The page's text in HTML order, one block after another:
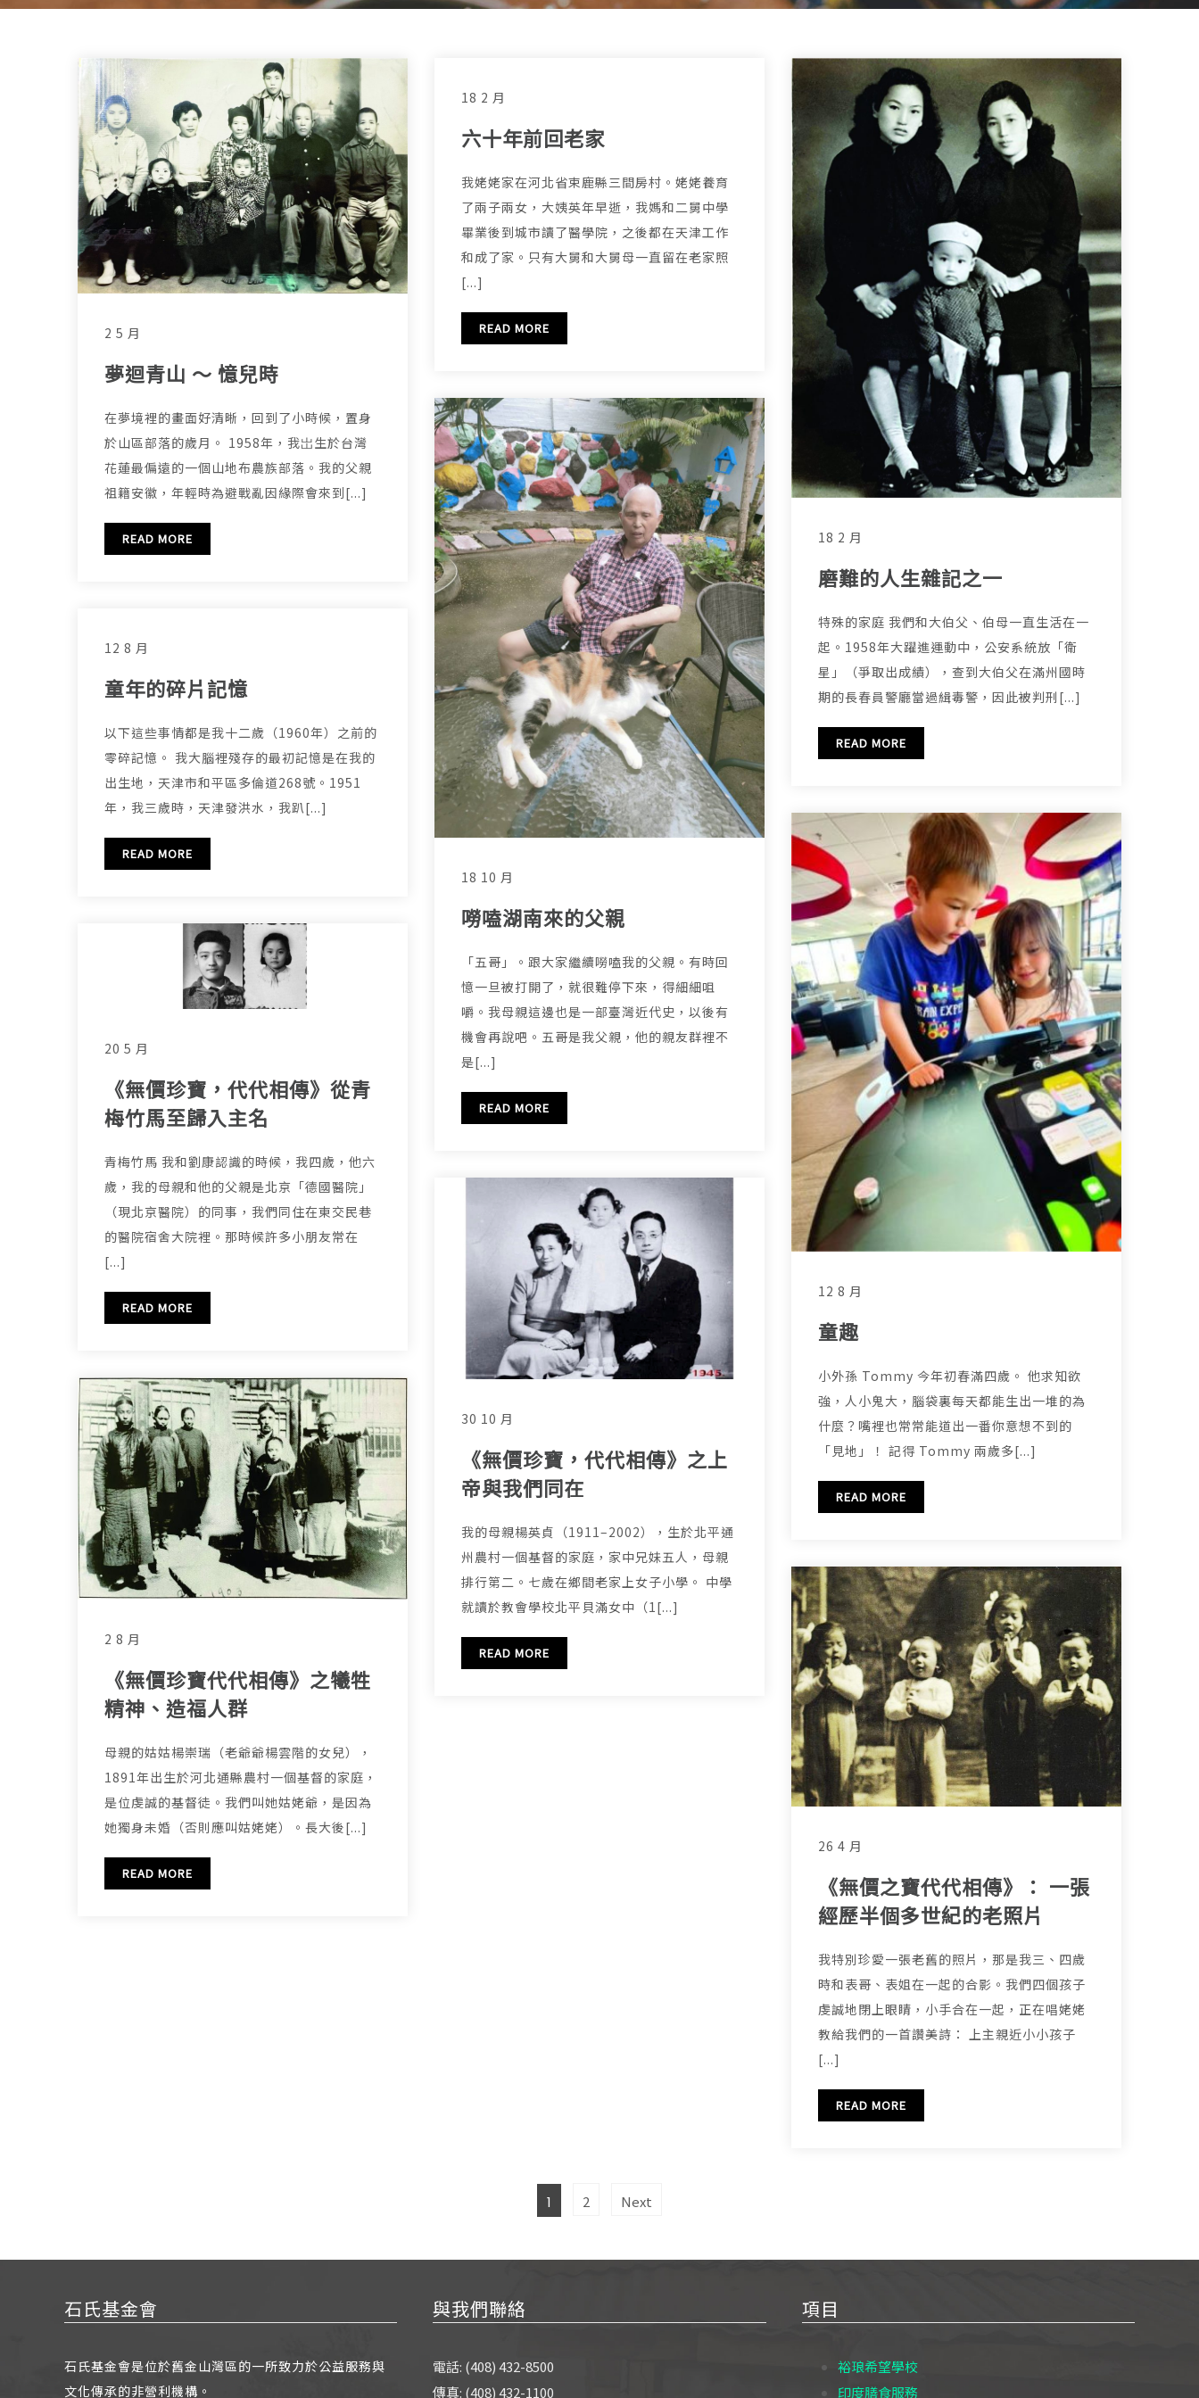
2 5 月
夢迴青山 ～ 憶兒時
在夢境裡的畫面好清晰，回到了小時候，置身
於山區部落的歲月。 1958年，我岀生於台灣
花蓮最偏遠的一個山地布農族部落。我的父親
祖籍安徽，年輕時為避戰亂因緣際會來到[...]
READ MORE
18 2 月
六十年前回老家
我姥姥家在河北省束鹿縣三間房村。姥姥養育
了兩子兩女，大姨英年早逝，我媽和二舅中學
畢業後到城市讀了醫學院，之後都在天津工作
和成了家。只有大舅和大舅母一直留在老家照
[...]
READ MORE
18 2 月
磨難的人生雜記之一
特殊的家庭 我們和大伯父、伯母一直生活在一
起。1958年大躍進運動中，公安系統放「衛
星」（爭取出成績），查到大伯父在滿州國時
期的長春員警廳當過緝毒警，因此被判刑[...]
READ MORE
18 10 月
嘮嗑湖南來的父親
「五哥」。跟大家繼續嘮嗑我的父親。有時回
憶一旦被打開了，就很難停下來，得細細咀
嚼。我母親這邊也是一部臺灣近代史，以後有
機會再說吧。五哥是我父親，他的親友群裡不
是[...]
READ MORE
12 8 月
童年的碎片記憶
以下這些事情都是我十二歲（1960年）之前的
零碎記憶。 我大腦裡殘存的最初記憶是在我的
出生地，天津市和平區多倫道268號。1951
年，我三歲時，天津發洪水，我趴[...]
READ MORE
12 8 月
童趣
小外孫 Tommy 今年初春滿四歲。 他求知欲
強，人小鬼大，腦袋裏每天都能生出一堆的為
什麼？嘴裡也常常能道出一番你意想不到的
「見地」！ 記得 Tommy 兩歲多[...]
READ MORE
20 5 月
《無價珍寶，代代相傳》從青
梅竹馬至歸入主名
青梅竹馬 我和劉康認識的時候，我四歲，他六
歲，我的母親和他的父親是北京「德國醫院」
（現北京醫院）的同事，我們同住在東交民巷
的醫院宿舍大院裡。那時候許多小朋友常在
[...]
READ MORE
30 10 月
《無價珍寶，代代相傳》之上
帝與我們同在
我的母親楊英貞（1911–2002），生於北平通
州農村一個基督的家庭，家中兄妹五人，母親
排行第二。七歲在鄉間老家上女子小學。 中學
就讀於教會學校北平貝滿女中（1[...]
READ MORE
2 8 月
《無價珍寶代代相傳》之犧牲
精神、造福人群
母親的姑姑楊崇瑞（老爺爺楊雲階的女兒），
1891年出生於河北通縣農村一個基督的家庭，
是位虔誠的基督徒。我們叫她姑姥爺，是因為
她獨身未婚（否則應叫姑姥姥）。長大後[...]
READ MORE
26 4 月
《無價之寶代代相傳》： 一張
經歷半個多世紀的老照片
我特別珍愛一張老舊的照片，那是我三、四歲
時和表哥、表姐在一起的合影。我們四個孩子
虔誠地閉上眼睛，小手合在一起，正在唱姥姥
教給我們的一首讚美詩： 上主親近小小孩子
[...]
READ MORE
分
Page
1 Page
2 Next
石氏基金會
石氏基金會是位於舊金山灣區的一所致力於公益服務與
文化傳承的非營利機構。
與我們聯絡
電話: (408) 432-8500
傳真: (408) 432-1100
項目
裕琅希望學校
印度膳食服務